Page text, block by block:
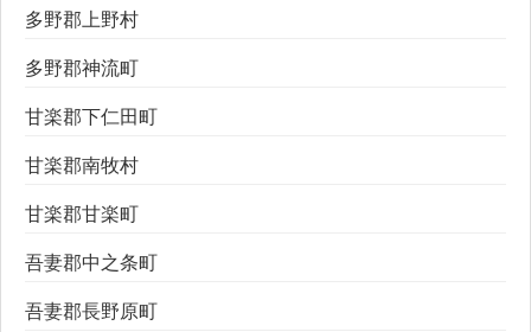
多野郡上野村
多野郡神流町
甘楽郡下仁田町
甘楽郡南牧村
甘楽郡甘楽町
吾妻郡中之条町
吾妻郡長野原町